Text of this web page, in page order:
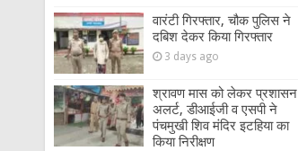
वारंटी गिरफ्तार, चौक पुलिस ने
दबिश देकर किया गिरफ्तार
3 days ago
श्रावण मास को लेकर प्रशासन
अलर्ट, डीआईजी व एसपी ने
पंचमुखी शिव मंदिर इटहिया का
किया निरीक्षण